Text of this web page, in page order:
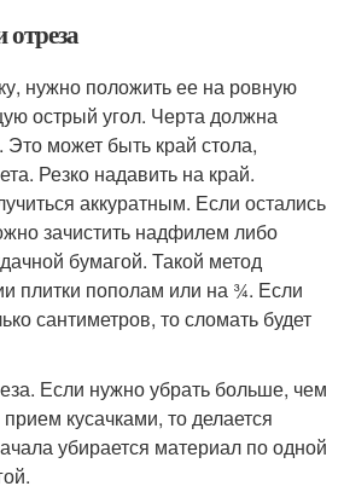
нужно положить ее на ровную
острый угол. Черта должна
Это может быть край стола,
Резко надавить на край.
аккуратным. Если остались
зачистить надфилем либо
бумагой. Такой метод
плитки пополам или на ¾. Если
сантиметров, то сломать будет
Если нужно убрать больше, чем
кусачками, то делается
убирается материал по одной